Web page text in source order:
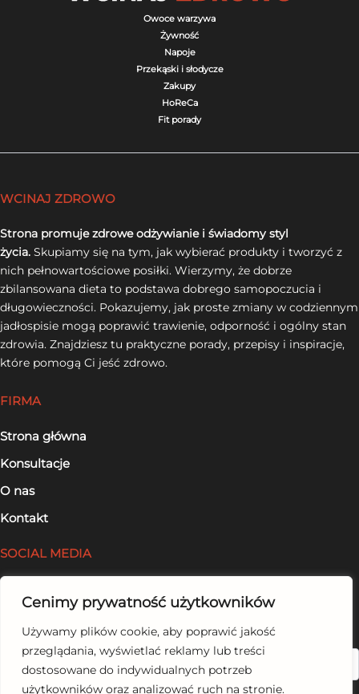
Cenimy prywatność użytkowników
Używamy plików cookie, aby poprawić jakość
przeglądania, wyświetlać reklamy lub treści
dostosowane do indywidualnych potrzeb
użytkowników oraz analizować ruch na stronie.
Owoce warzywa
Żywność
Napoje
Przekąski i słodycze
Zakupy
HoReCa
Fit porady
WCINAJ ZDROWO
Strona promuje zdrowe odżywianie i świadomy styl
życia. Skupiamy się na tym, jak wybierać produkty i tworzyć z
nich pełnowartościowe posiłki. Wierzymy, że dobrze
zbilansowana dieta to podstawa dobrego samopoczucia i
długowieczności. Pokazujemy, jak proste zmiany w codziennym
jadłospisie mogą poprawić trawienie, odporność i ogólny stan
zdrowia. Znajdziesz tu praktyczne porady, przepisy i inspiracje,
które pomogą Ci jeść zdrowo.
FIRMA
Strona główna
Konsultacje
O nas
Kontakt
SOCIAL MEDIA
Szukaj